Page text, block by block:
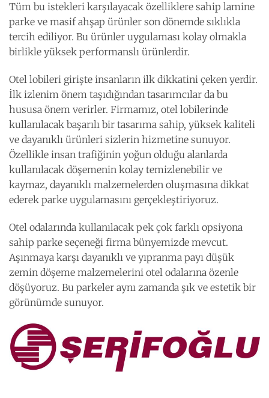
Tüm bu istekleri karşılayacak özelliklere sahip lamine
parke ve masif ahşap ürünler son dönemde sıklıkla
tercih ediliyor. Bu ürünler uygulaması kolay olmakla
birlikle yüksek performanslı ürünlerdir.
Otel lobileri girişte insanların ilk dikkatini çeken yerdir.
İlk izlenim önem taşıdığından tasarımcılar da bu
hususa önem verirler. Firmamız, otel lobilerinde
kullanılacak başarılı bir tasarıma sahip, yüksek kaliteli
ve dayanıklı ürünleri sizlerin hizmetine sunuyor.
Özellikle insan trafiğinin yoğun olduğu alanlarda
kullanılacak döşemenin kolay temizlenebilir ve
kaymaz, dayanıklı malzemelerden oluşmasına dikkat
ederek parke uygulamasını gerçekleştiriyoruz.
Otel odalarında kullanılacak pek çok farklı opsiyona
sahip parke seçeneği firma bünyemizde mevcut.
Aşınmaya karşı dayanıklı ve yıpranma payı düşük
zemin döşeme malzemelerini otel odalarına özenle
döşüyoruz. Bu parkeler aynı zamanda şık ve estetik bir
görünümde sunuyor.